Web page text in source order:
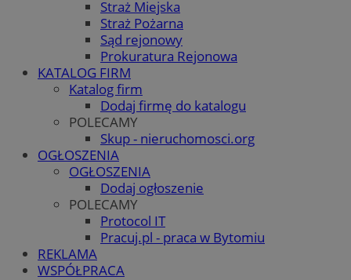
Straż Miejska
Straż Pożarna
Sąd rejonowy
Prokuratura Rejonowa
KATALOG FIRM
Katalog firm
Dodaj firmę do katalogu
POLECAMY
Skup - nieruchomosci.org
OGŁOSZENIA
OGŁOSZENIA
Dodaj ogłoszenie
POLECAMY
Protocol IT
Pracuj.pl - praca w Bytomiu
REKLAMA
WSPÓŁPRACA